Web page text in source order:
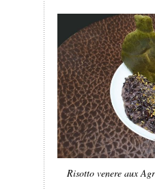
Risotto venere aux